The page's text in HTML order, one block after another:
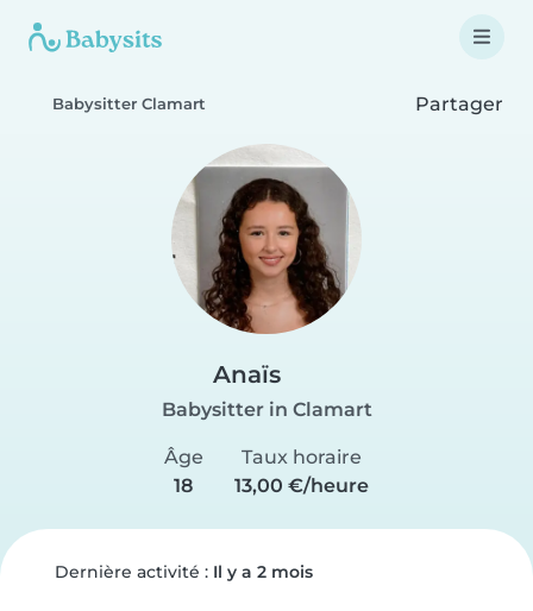
Babysitter Clamart Partager
Anaïs
Babysitter in Clamart
Âge
18
Taux horaire
13,00 €/heure
Dernière activité : Il y a 2 mois